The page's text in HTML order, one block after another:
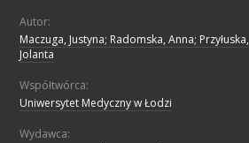
Autor:
Maczuga, Justyna; Radomska, Anna; Przyłuska,
Jolanta
Współtwórca:
Uniwersytet Medyczny w Łodzi
Wydawca: